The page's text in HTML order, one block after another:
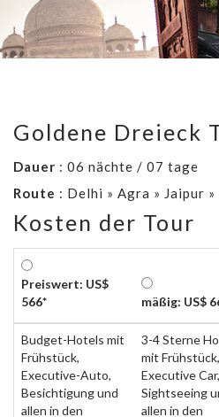
Goldene Dreieck
Dauer : 06 nächte / 07 tage
Route : Delhi » Agra » Jaipur
Kosten der Tour
Preiswert: US$
566*
mäßig: US$
Budget-Hotels mit
Frühstück,
Executive-Auto,
Besichtigung und
allen in den
3-4 Sterne
mit Frühstück,
Executive Car,
Sightseeing
allen in den